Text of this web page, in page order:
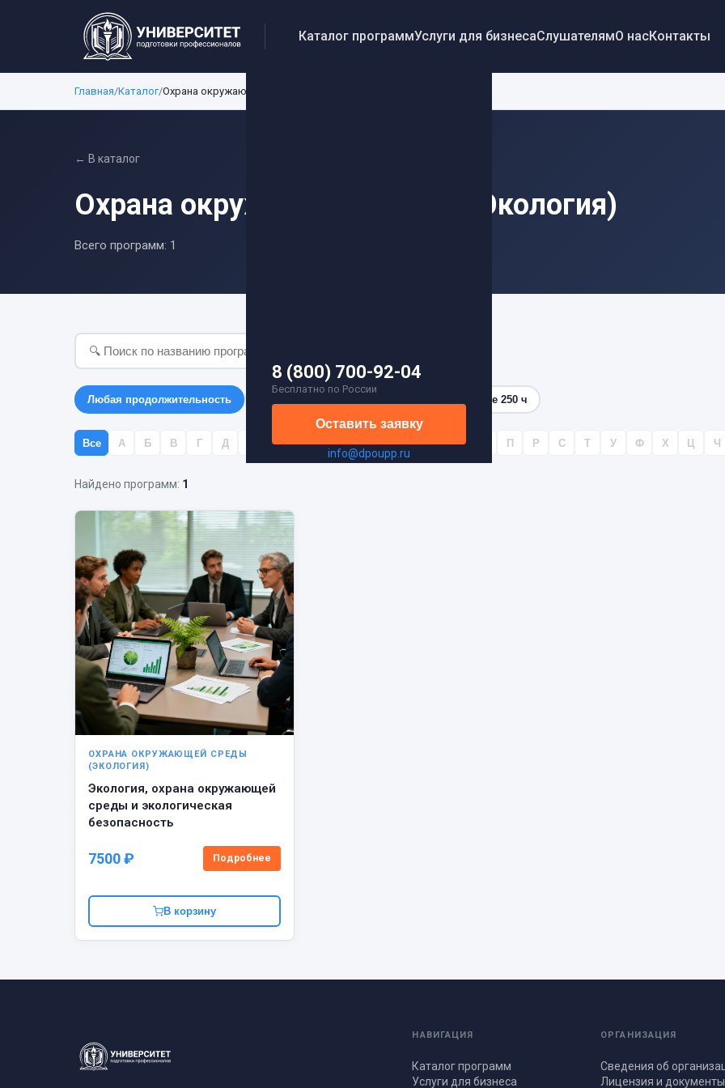
Каталог программУслуги для бизнесаСлушателямО насКонтакты
8 (800) 700-92-04
Бесплатно по России
Оставить заявку
info@dpoupp.ru
Главная/Каталог/Охрана окружающей среды (Экология)
← В каталог
Охрана окружающей среды (Экология)
Всего программ: 1
Любая продолжительность Более 250 ч
Все А Б В Г Д Ж З И Й К Л М Н П Р С Т У Ф Х Ц Ч
Найдено программ: 1
ОХРАНА ОКРУЖАЮЩЕЙ СРЕДЫ
(ЭКОЛОГИЯ)
Экология, охрана окружающей
среды и экологическая
безопасность
7500 ₽ Подробнее
В корзину
НАВИГАЦИЯ
Каталог программ
Услуги для бизнеса
ОРГАНИЗАЦИЯ
Сведения об
Лицензия и документы